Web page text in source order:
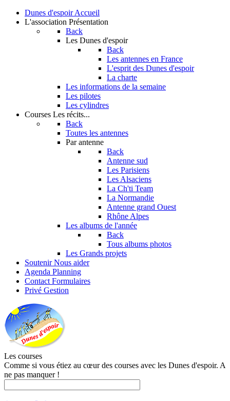
Dunes d'espoir Accueil
L'association Présentation
Back
Les Dunes d'espoir
Back
Les antennes en France
L'esprit des Dunes d'espoir
La charte
Les informations de la semaine
Les pilotes
Les cylindres
Courses Les récits...
Back
Toutes les antennes
Par antenne
Back
Antenne sud
Les Parisiens
Les Alsaciens
La Ch'ti Team
La Normandie
Antenne grand Ouest
Rhône Alpes
Les albums de l'année
Back
Tous albums photos
Les Grands projets
Soutenir Nous aider
Agenda Planning
Contact Formulaires
Privé Gestion
Les courses
Comme si vous étiez au cœur des courses avec les Dunes d'espoir. A
ne pas manquer !